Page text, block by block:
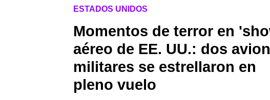
ESTADOS UNIDOS
Momentos de terror en
aéreo de EE. UU.: dos
militares se estrellaron en
pleno vuelo